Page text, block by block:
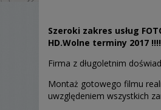
Szeroki zakres usług
HD.Wolne terminy 2017 !!!!
Firma z długoletnim
Montaż gotowego filmu
uwzględeniem wszystkich